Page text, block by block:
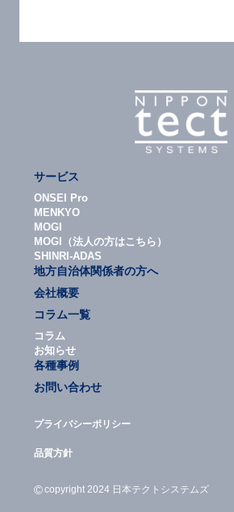
サービス
ONSEI Pro
MENKYO
MOGI
MOGI（法人の方はこちら）
SHINRI-ADAS
地方自治体関係者の方へ
会社概要
コラム一覧
コラム
お知らせ
各種事例
お問い合わせ
プライバシーポリシー
品質方針
©copyright 2024 日本テクトシステムズ